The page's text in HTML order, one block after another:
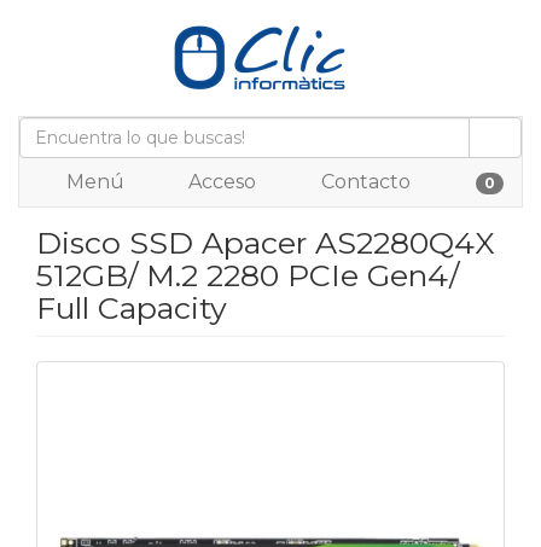
Menú Acceso Contacto 0
Disco SSD Apacer AS2280Q4X
512GB/ M.2 2280 PCIe Gen4/
Full Capacity